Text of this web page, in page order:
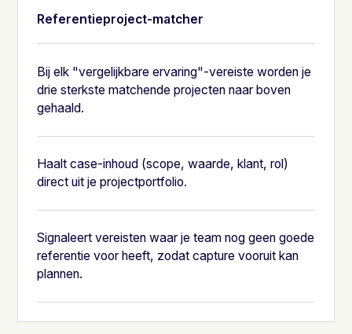
Referentieproject-matcher
Bij elk "vergelijkbare ervaring"-vereiste worden je
drie sterkste matchende projecten naar boven
gehaald.
Haalt case-inhoud (scope, waarde, klant, rol)
direct uit je projectportfolio.
Signaleert vereisten waar je team nog geen goede
referentie voor heeft, zodat capture vooruit kan
plannen.